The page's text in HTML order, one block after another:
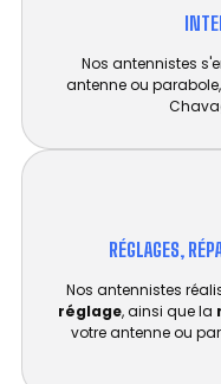
Nos antennistes
antenne ou parabole,
RÉGLAGES,
Nos antennistes
réglage, ainsi que la
votre antenne ou